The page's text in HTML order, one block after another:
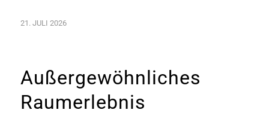
21. JULI 2026
Außergewöhnliches
Raumerlebnis